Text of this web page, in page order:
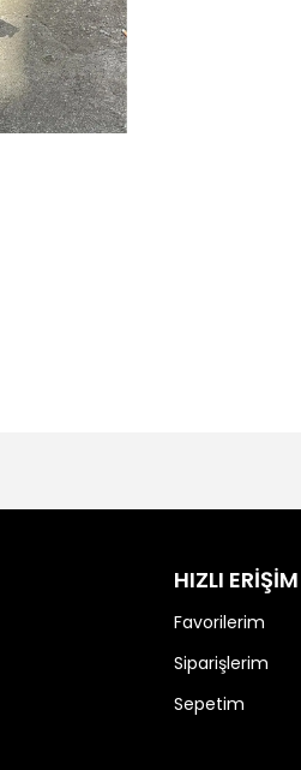
HIZLI ERİŞİM
Favorilerim
Siparişlerim
Sepetim